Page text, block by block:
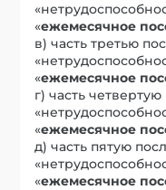
«ежемесячное
в) часть третью
«ежемесячное
г) часть
«ежемесячное
д) часть пятую
«ежемесячное